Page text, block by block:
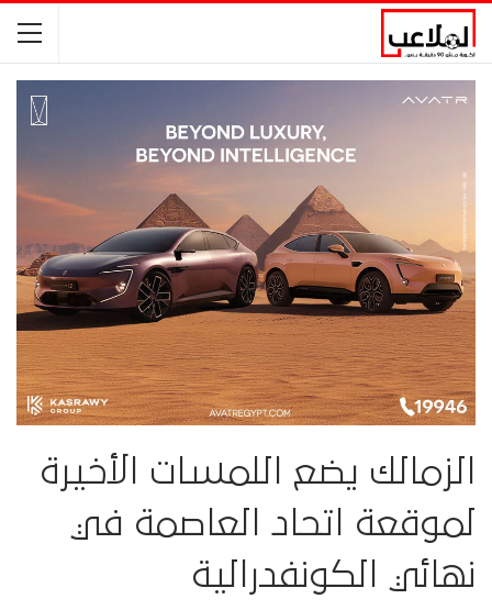
الزمالك يضع اللمسات الأخيرة
لموقعة اتحاد العاصمة في
نهائي الكونفدرالية